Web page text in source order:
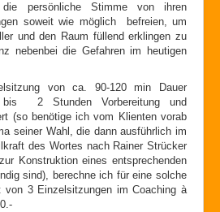
die persönliche Stimme von ihren
soweit wie möglich befreien, um
und den Raum füllend erklingen zu
nebenbei die Gefahren im heutigen
von ca. 90-120 min Dauer
2 Stunden Vorbereitung und
(so benötige ich vom Klienten vorab
seiner Wahl, die dann ausführlich im
des Wortes nach Rainer Strücker
Konstruktion eines entsprechenden
sind), berechne ich für eine solche
von 3 Einzelsitzungen im Coaching à
-